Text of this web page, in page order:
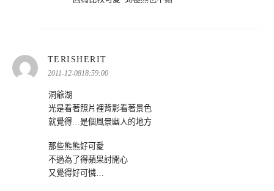
TERISHERIT
示:
2011-12-0818:59:00
洞爺湖
光是看著照片裡背影看著景色
就覺得…是個風景幽人的地方
那些熊熊好可愛
不過為了得蘋果討開心
又覺得好可憐…